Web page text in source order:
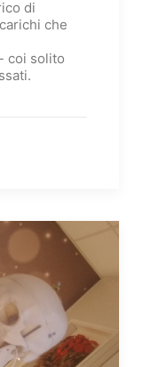
di
che
coi solito